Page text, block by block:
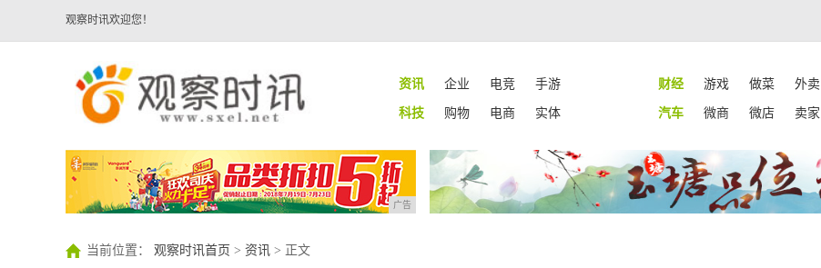
观察时讯欢迎您！
资讯 企业 电竞 手游 财经 游戏 做菜 外卖
科技
购物 电商 实体 汽车 微商 微店 卖家
广告
当前位置： 观察时讯首页 > 资讯 > 正文